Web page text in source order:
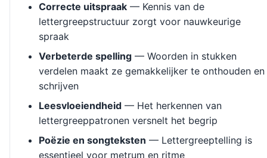
Correcte uitspraak — Kennis van de
lettergreepstructuur zorgt voor nauwkeurige
spraak
Verbeterde spelling — Woorden in stukken
verdelen maakt ze gemakkelijker te onthouden en
schrijven
Leesvloeiendheid — Het herkennen van
lettergreeppatronen versnelt het begrip
Poëzie en songteksten — Lettergreeptelling is
essentieel voor metrum en ritme